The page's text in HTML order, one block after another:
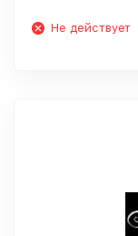
Не действует